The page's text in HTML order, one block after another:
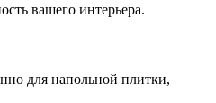
вашего интерьера.
для напольной плитки,